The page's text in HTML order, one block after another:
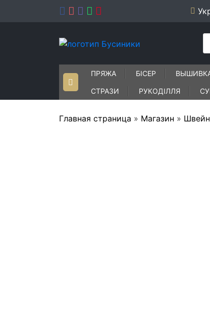
ПРЯЖА БІСЕР
СТРАЗИ РУКОДІЛЛЯ
Главная страница » Магазин »